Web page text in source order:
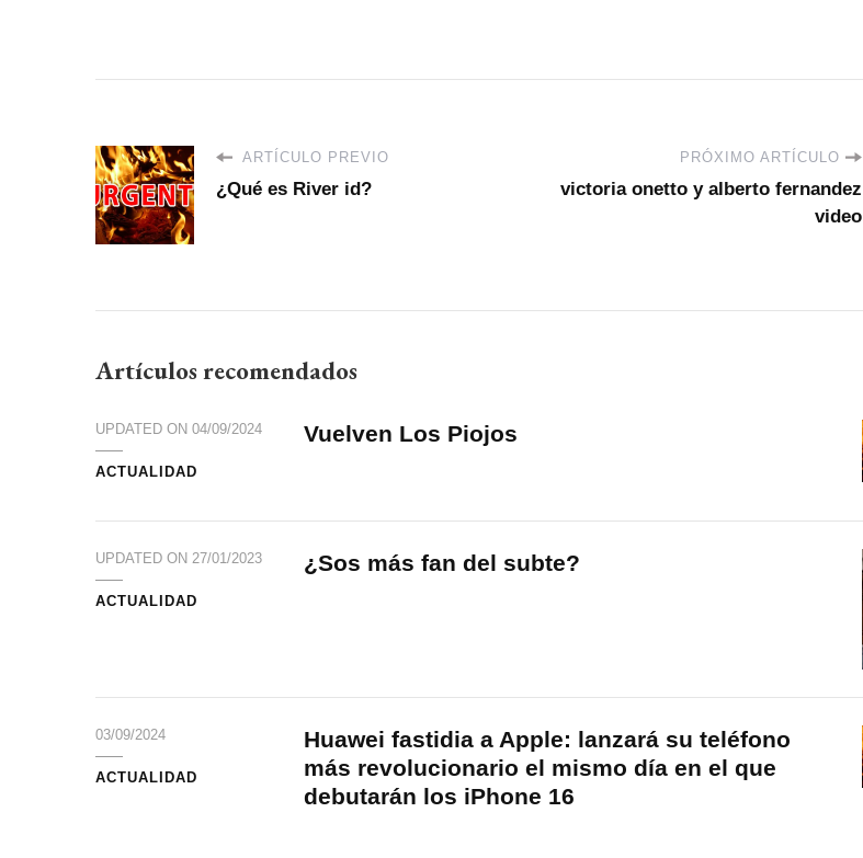
ARTÍCULO PREVIO
¿Qué es River id?
PRÓXIMO ARTÍCULO
victoria onetto y alberto fernandez
video
Artículos recomendados
UPDATED ON 04/09/2024
ACTUALIDAD
Vuelven Los Piojos
UPDATED ON 27/01/2023
ACTUALIDAD
¿Sos más fan del subte?
03/09/2024
ACTUALIDAD
Huawei fastidia a Apple: lanzará su teléfono
más revolucionario el mismo día en el que
debutarán los iPhone 16